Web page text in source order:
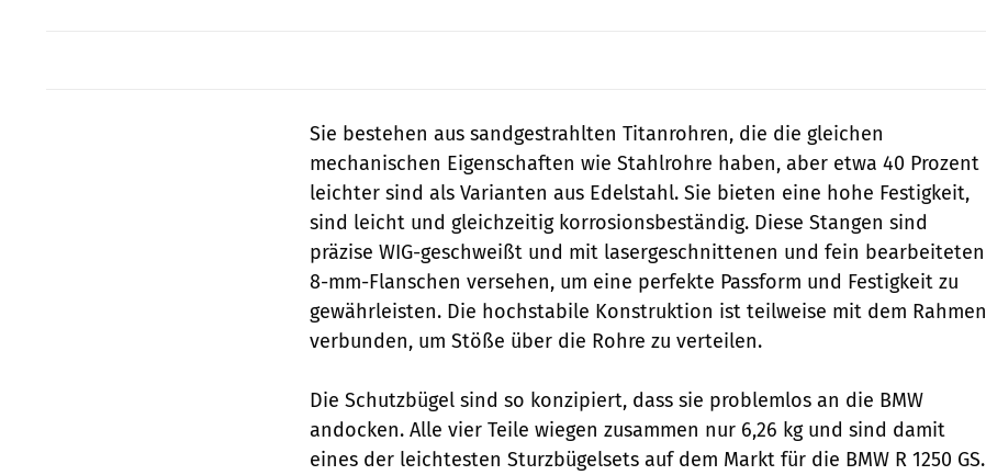
Sie bestehen aus sandgestrahlten Titanrohren, die die gleichen
mechanischen Eigenschaften wie Stahlrohre haben, aber etwa 40 Prozent
leichter sind als Varianten aus Edelstahl. Sie bieten eine hohe Festigkeit,
sind leicht und gleichzeitig korrosionsbeständig. Diese Stangen sind
präzise WIG-geschweißt und mit lasergeschnittenen und fein bearbeiteten
8-mm-Flanschen versehen, um eine perfekte Passform und Festigkeit zu
gewährleisten. Die hochstabile Konstruktion ist teilweise mit dem Rahmen
verbunden, um Stöße über die Rohre zu verteilen.
Die Schutzbügel sind so konzipiert, dass sie problemlos an die BMW
andocken. Alle vier Teile wiegen zusammen nur 6,26 kg und sind damit
eines der leichtesten Sturzbügelsets auf dem Markt für die BMW R 1250 GS.